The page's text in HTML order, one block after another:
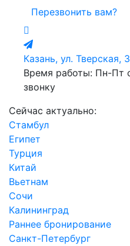
Перезвонить вам?
Казань, ул. Тверская, 3
Время работы: Пн-Пт
звонку
Сейчас актуально:
Стамбул
Египет
Турция
Китай
Вьетнам
Сочи
Калининград
Раннее бронирование
Санкт-Петербург